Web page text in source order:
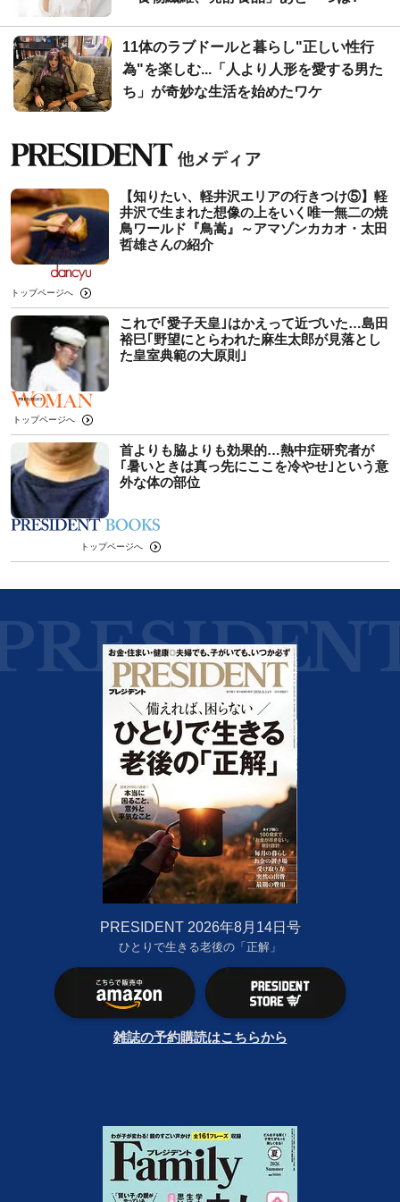
11体のラブドールと暮らし"正しい性行
為"を楽しむ...「人より人形を愛する男た
ち」が奇妙な生活を始めたワケ
【知りたい、軽井沢エリアの行きつけ⑤】軽
井沢で生まれた想像の上をいく唯一無二の焼
鳥ワールド『鳥嵩』～アマゾンカカオ・太田
哲雄さんの紹介
トップページへ
これで｢愛子天皇｣はかえって近づいた…島田
裕巳｢野望にとらわれた麻生太郎が見落とし
た皇室典範の大原則｣
トップページへ
首よりも脇よりも効果的…熱中症研究者が
｢暑いときは真っ先にここを冷やせ｣という意
外な体の部位
トップページへ
PRESIDENT 2026年8月14日号
ひとりで生きる老後の「正解」
雑誌の予約購読はこちらから